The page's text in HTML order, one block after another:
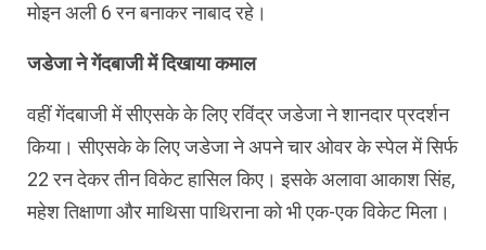
मोइन अली 6 रन बनाकर नाबाद रहे।
जडेजा ने गेंदबाजी में दिखाया कमाल
वहीं गेंदबाजी में सीएसके के लिए रविंद्र जडेजा ने शानदार प्रदर्शन
किया। सीएसके के लिए जडेजा ने अपने चार ओवर के स्पेल में सिर्फ
22 रन देकर तीन विकेट हासिल किए। इसके अलावा आकाश सिंह,
महेश तिक्षाणा और माथिसा पाथिराना को भी एक-एक विकेट मिला।